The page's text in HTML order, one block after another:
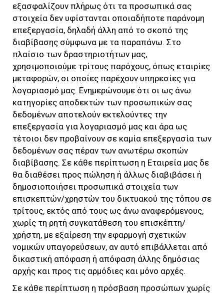
εξασφαλίζουν πλήρως ότι τα προσωπικά σας
στοιχεία δεν υφίστανται οποιαδήποτε παράνομη
επεξεργασία, δηλαδή άλλη από το σκοπό της
διαβίβασης σύμφωνα με τα παραπάνω. Στο
πλαίσιο των δραστηριοτήτων μας,
χρησιμοποιούμε τρίτους παρόχους, όπως εταιρίες
μεταφορών, οι οποίες παρέχουν υπηρεσίες για
λογαριασμό μας. Ενημερώνουμε ότι οι ως άνω
κατηγορίες αποδεκτών των προσωπικών σας
δεδομένων αποτελούν εκτελούντες την
επεξεργασία για λογαριασμό μας και άρα ως
τέτοιοι δεν προβαίνουν σε καμία επεξεργασία των
δεδομένων σας πέραν των ανωτέρω σκοπών
διαβίβασης. Σε κάθε περίπτωση η Εταιρεία μας δε
θα διαθέσει προς πώληση ή άλλως διαβιβάσει ή
δημοσιοποιήσει προσωπικά στοιχεία των
επισκεπτών/χρηστών του δικτυακού της τόπου σε
τρίτους, εκτός από τους ως άνω αναφερόμενους,
χωρίς τη ρητή συγκατάθεση του επισκέπτη/
χρήστη, με εξαίρεση την εφαρμογή σχετικών
νομικών υπαγορεύσεων, αν αυτό επιβάλλεται από
δικαστική απόφαση ή απόφαση άλλης δημόσιας
αρχής και προς τις αρμόδιες και μόνο αρχές.
Σε κάθε περίπτωση η πρόσβαση προσώπων χωρίς